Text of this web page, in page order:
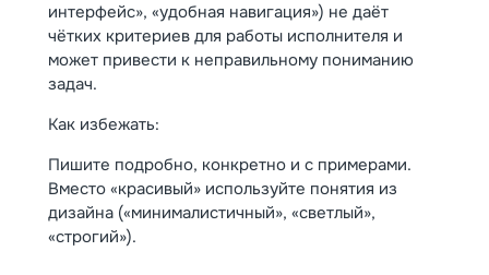
интерфейс», «удобная навигация») не даёт
чётких критериев для работы исполнителя и
может привести к неправильному пониманию
задач.
Как избежать:
Пишите подробно, конкретно и с примерами.
Вместо «красивый» используйте понятия из
дизайна («минималистичный», «светлый»,
«строгий»).